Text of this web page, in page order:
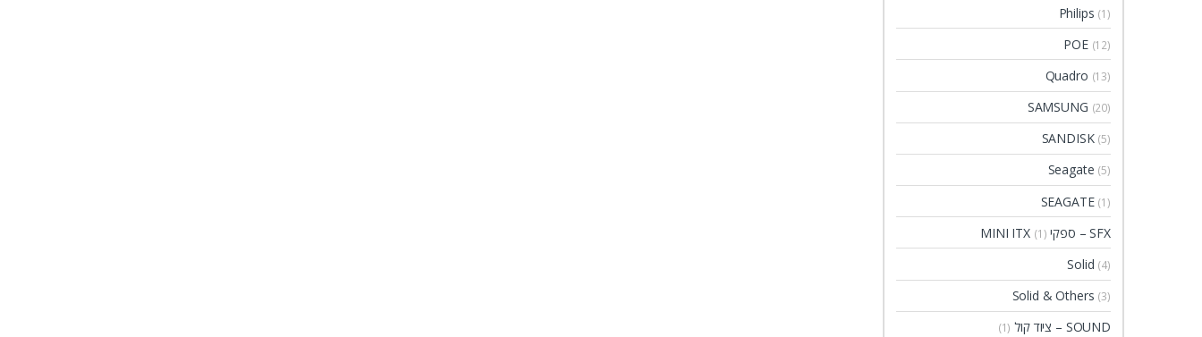
Philips (1)
POE (12)
Quadro (13)
SAMSUNG (20)
SANDISK (5)
Seagate (5)
SEAGATE (1)
SFX – ספקי MINI ITX (1)
Solid (4)
Solid & Others (3)
SOUND – ציוד קול (1)